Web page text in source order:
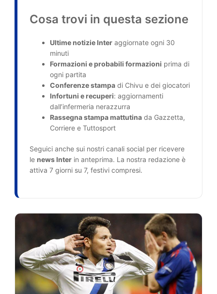
Cosa trovi in questa sezione
Ultime notizie Inter aggiornate ogni 30
minuti
Formazioni e probabili formazioni prima di
ogni partita
Conferenze stampa di Chivu e dei giocatori
Infortuni e recuperi: aggiornamenti
dall’infermeria nerazzurra
Rassegna stampa mattutina da Gazzetta,
Corriere e Tuttosport
Seguici anche sui nostri canali social per ricevere
le news Inter in anteprima. La nostra redazione è
attiva 7 giorni su 7, festivi compresi.